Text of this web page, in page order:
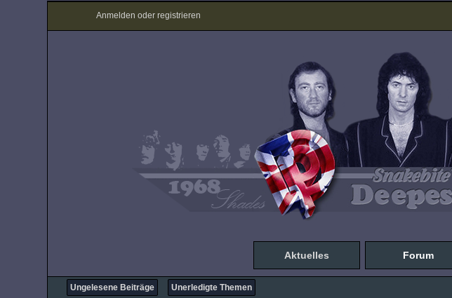
Anmelden oder registrieren
Aktuelles Forum
Ungelesene Beiträge Unerledigte Themen